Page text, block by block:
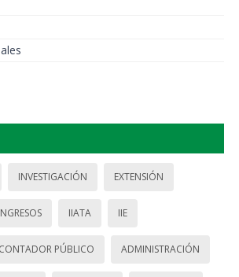
INVESTIGACIÓN EXTENSIÓN
IIATA IIE
CONTADOR PÚBLICO ADMINISTRACIÓN